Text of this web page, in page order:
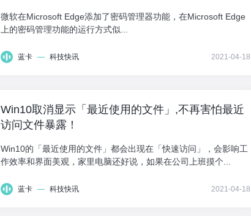
微软在Microsoft Edge添加了密码管理器功能，在Microsoft Edge
上的密码管理功能的运行方式似...
蓝卡 — 科技快讯 2021-04-18
Win10取消显示「最近使用的文件」,不再害怕最近
访问文件暴露！
Win10的「最近使用的文件」都会出现在「快速访问」，会影响工
作效率和界面美观，家里电脑还好说，如果在公司上班摸个...
蓝卡 — 科技快讯 2021-04-18